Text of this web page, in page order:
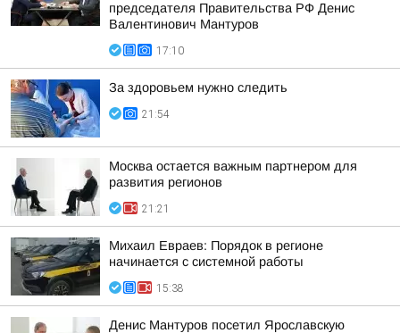
председателя Правительства РФ Денис
Валентинович Мантуров
17:10
За здоровьем нужно следить
21:54
Москва остается важным партнером для
развития регионов
21:21
Михаил Евраев: Порядок в регионе
начинается с системной работы
15:38
Денис Мантуров посетил Ярославскую